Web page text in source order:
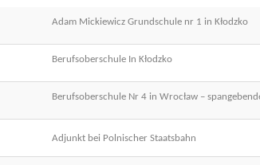
Adam Mickiewicz Grundschule nr 1 in Kłodzko
Berufsoberschule In Kłodzko
Berufsoberschule Nr 4 in Wrocław –
Adjunkt bei Polnischer Staatsbahn